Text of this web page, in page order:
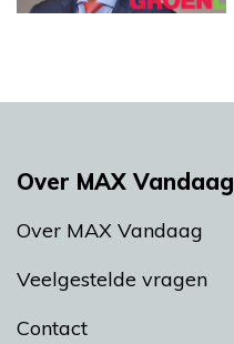
Over MAX Vandaag
Over MAX Vandaag
Veelgestelde vragen
Contact